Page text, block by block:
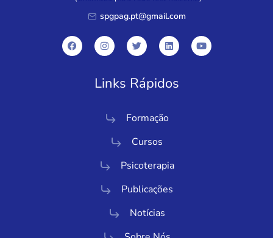
spgpag.pt@gmail.com
Links Rápidos
Formação
Cursos
Psicoterapia
Publicações
Notícias